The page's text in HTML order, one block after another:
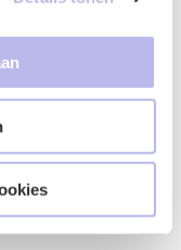
met ons op voor
hoe wij uw
te worden
hierde folder
gesprek